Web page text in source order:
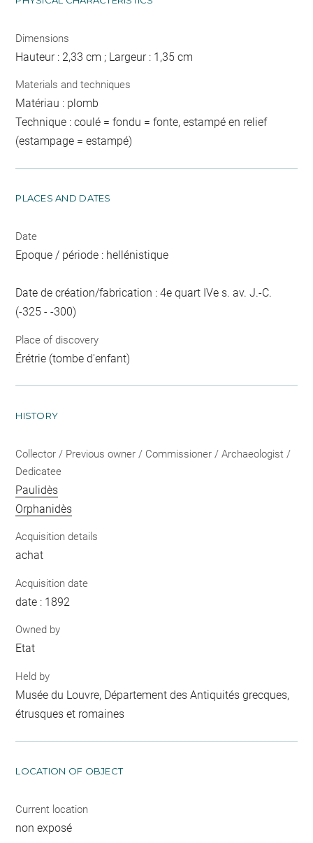
Dimensions
Hauteur : 2,33 cm ; Largeur : 1,35 cm
Materials and techniques
Matériau : plomb
Technique : coulé = fondu = fonte, estampé en relief
(estampage = estampé)
PLACES AND DATES
Date
Epoque / période : hellénistique
Date de création/fabrication : 4e quart IVe s. av. J.-C.
(-325 - -300)
Place of discovery
Érétrie (tombe d'enfant)
HISTORY
Collector / Previous owner / Commissioner / Archaeologist /
Dedicatee
Paulidès
Orphanidès
Acquisition details
achat
Acquisition date
date : 1892
Owned by
Etat
Held by
Musée du Louvre, Département des Antiquités grecques,
étrusques et romaines
LOCATION OF OBJECT
Current location
non exposé